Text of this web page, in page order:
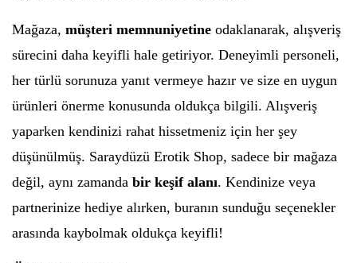
Mağaza, müşteri memnuniyetine odaklanarak, alışveriş
sürecini daha keyifli hale getiriyor. Deneyimli personeli,
her türlü sorunuza yanıt vermeye hazır ve size en uygun
ürünleri önerme konusunda oldukça bilgili. Alışveriş
yaparken kendinizi rahat hissetmeniz için her şey
düşünülmüş. Saraydüzü Erotik Shop, sadece bir mağaza
değil, aynı zamanda bir keşif alanı. Kendinize veya
partnerinize hediye alırken, buranın sunduğu seçenekler
arasında kaybolmak oldukça keyifli!